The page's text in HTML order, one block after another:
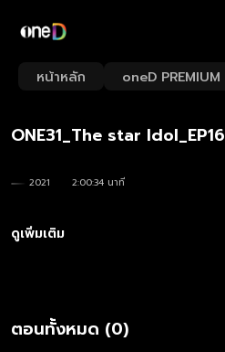
หน้าหลัก oneD PREMIUM
ONE31_The star ldol_EP16
2021
2:00:34 นาที
ดูเพิ่มเติม
ตอนทั้งหมด (0)